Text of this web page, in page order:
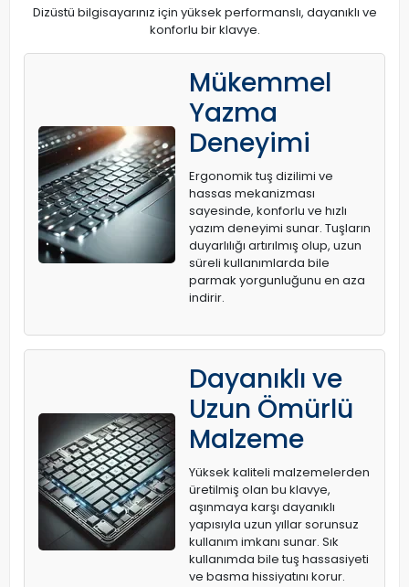
Dizüstü bilgisayarınız için yüksek performanslı, dayanıklı ve
konforlu bir klavye.
Mükemmel
Yazma
Deneyimi
Ergonomik tuş dizilimi ve
hassas mekanizması
sayesinde, konforlu ve hızlı
yazım deneyimi sunar. Tuşların
duyarlılığı artırılmış olup, uzun
süreli kullanımlarda bile
parmak yorgunluğunu en aza
indirir.
Dayanıklı ve
Uzun Ömürlü
Malzeme
Yüksek kaliteli malzemelerden
üretilmiş olan bu klavye,
aşınmaya karşı dayanıklı
yapısıyla uzun yıllar sorunsuz
kullanım imkanı sunar. Sık
kullanımda bile tuş hassasiyeti
ve basma hissiyatını korur.